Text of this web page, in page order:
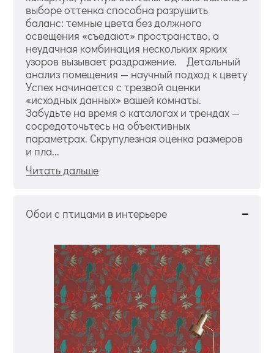
выборе оттенка способна разрушить
баланс: темные цвета без должного
освещения «съедают» пространство, а
неудачная комбинация нескольких ярких
узоров вызывает раздражение. Детальный
анализ помещения — научный подход к цвету
Успех начинается с трезвой оценки
«исходных данных» вашей комнаты.
Забудьте на время о каталогах и трендах —
сосредоточьтесь на объективных
параметрах. Скрупулезная оценка размеров
и пла...
Читать дальше
Обои с птицами в интерьере